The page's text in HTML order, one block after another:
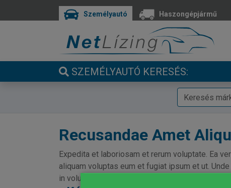
Személyautó Haszongépjármű
SZEMÉLYAUTÓ KERESÉS:
Recusandae Amet
Expedita et laboriosam et rerum voluptate. Ea
aliquam voluptas eum et fugiat ipsum et ut.
in voluptatem sit et excepturi odit. Quidem